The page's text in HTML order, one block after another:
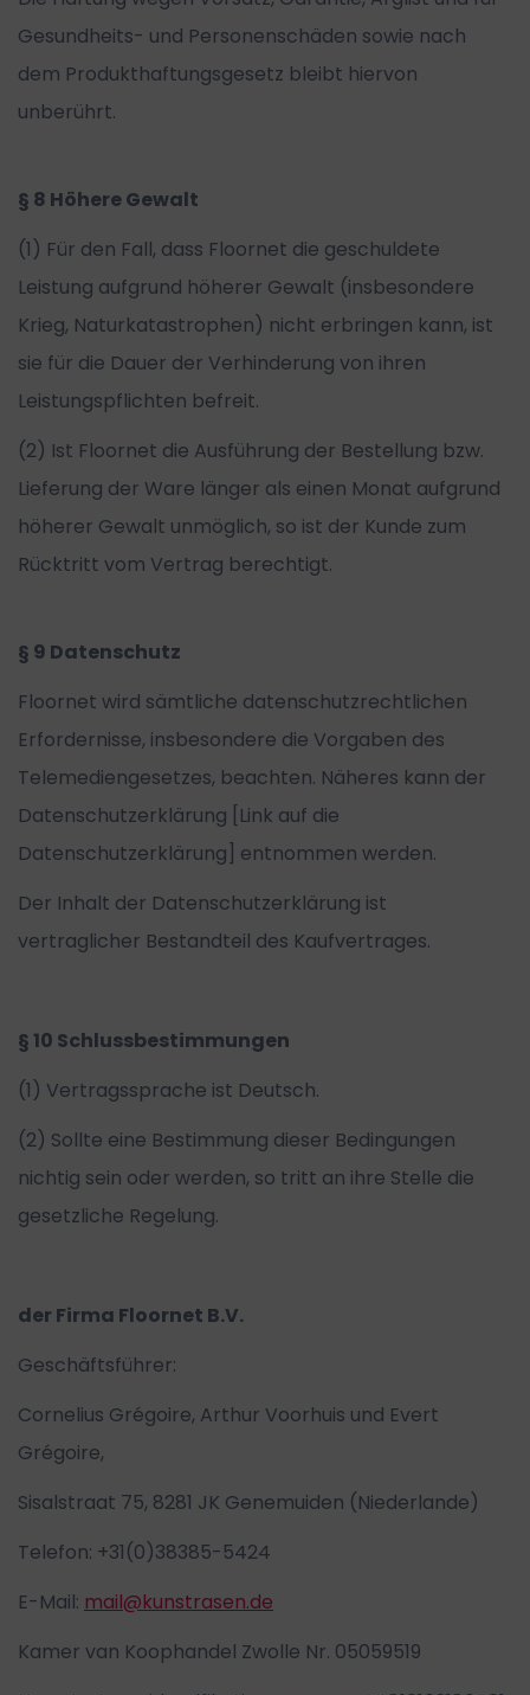
Gesundheits- und Personenschäden sowie nach
dem Produkthaftungsgesetz bleibt hiervon
unberührt.
§ 8 Höhere Gewalt
(1) Für den Fall, dass Floornet die geschuldete
Leistung aufgrund höherer Gewalt (insbesondere
Krieg, Naturkatastrophen) nicht erbringen kann, ist
sie für die Dauer der Verhinderung von ihren
Leistungspflichten befreit.
(2) Ist Floornet die Ausführung der Bestellung bzw.
Lieferung der Ware länger als einen Monat aufgrund
höherer Gewalt unmöglich, so ist der Kunde zum
Rücktritt vom Vertrag berechtigt.
§ 9 Datenschutz
Floornet wird sämtliche datenschutzrechtlichen
Erfordernisse, insbesondere die Vorgaben des
Telemediengesetzes, beachten. Näheres kann der
Datenschutzerklärung [Link auf die
Datenschutzerklärung] entnommen werden.
Der Inhalt der Datenschutzerklärung ist
vertraglicher Bestandteil des Kaufvertrages.
§ 10 Schlussbestimmungen
(1) Vertragssprache ist Deutsch.
(2) Sollte eine Bestimmung dieser Bedingungen
nichtig sein oder werden, so tritt an ihre Stelle die
gesetzliche Regelung.
der Firma Floornet B.V.
Geschäftsführer:
Cornelius Grégoire, Arthur Voorhuis und Evert
Grégoire,
Sisalstraat 75, 8281 JK Genemuiden (Niederlande)
Telefon: +31(0)38385-5424
E-Mail: mail@kunstrasen.de
Kamer van Koophandel Zwolle Nr. 05059519